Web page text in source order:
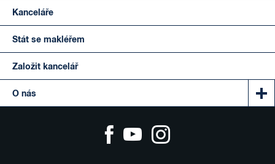
Kanceláře
Stát se makléřem
Založit kancelář
O nás